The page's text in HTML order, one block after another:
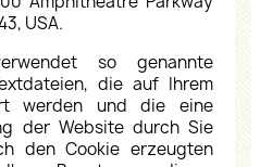
USA.
so genannte
die auf Ihrem
werden und die eine
der Website durch Sie
den Cookie erzeugten